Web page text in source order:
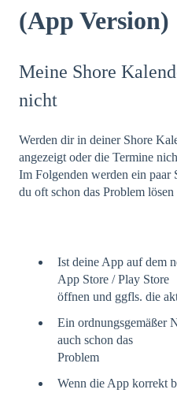
(App Version)
Meine Shore
nicht
Werden dir in deiner Shore
angezeigt oder die Termine
Im Folgenden werden ein paar
du oft schon das Problem lösen
Ist deine App auf dem
App Store / Play Store
öffnen und ggfls. die
Ein ordnungsgemäßer
auch schon das
Problem
Wenn die App korrekt